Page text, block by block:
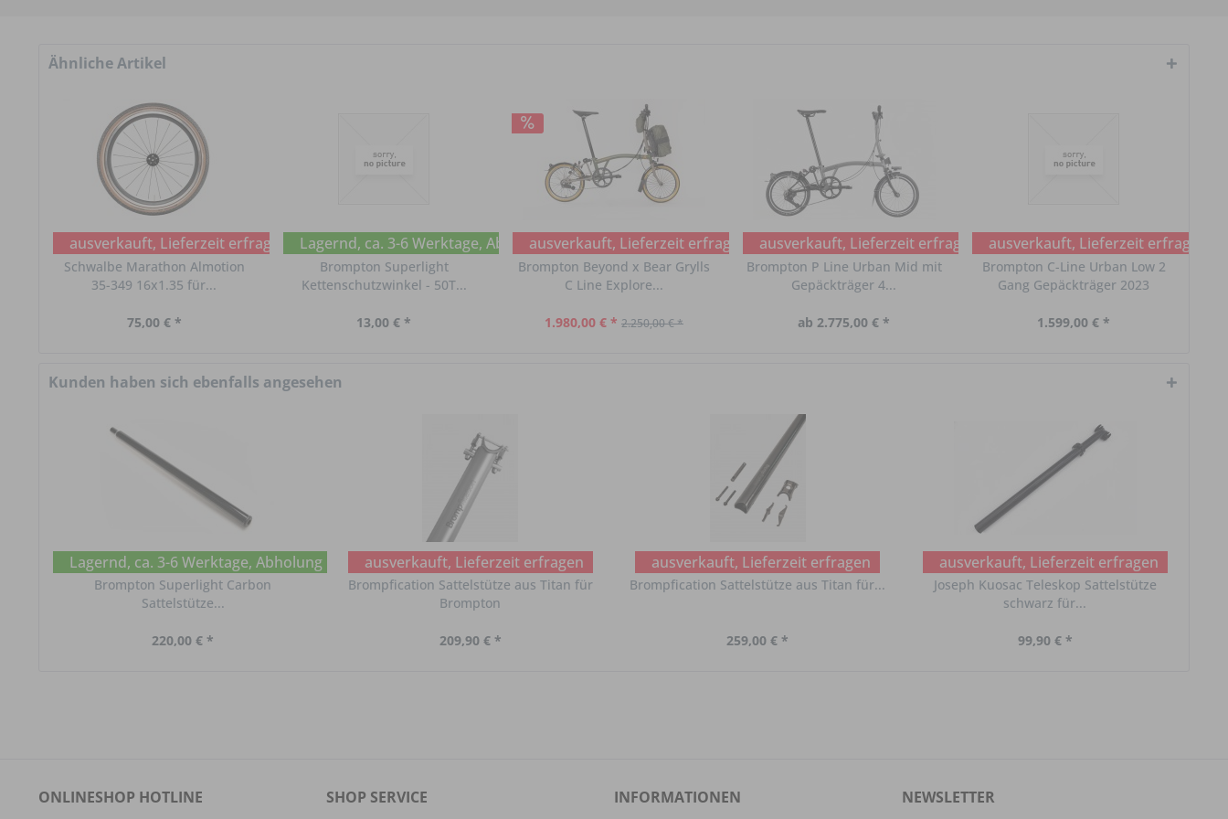
Ähnliche Artikel
ausverkauft, Lieferzeit erfragen
Schwalbe Marathon Almotion
35-349 16x1.35 für...
75,00 € *
Lagernd, ca. 3-6 Werktage, Abholung im Chat erfragen
Brompton Superlight
Kettenschutzwinkel - 50T...
13,00 € *
ausverkauft, Lieferzeit erfragen
Brompton Beyond x Bear Grylls
C Line Explore...
1.980,00 € * 2.250,00 € *
ausverkauft, Lieferzeit erfragen
Brompton P Line Urban Mid mit
Gepäckträger 4...
ab 2.775,00 € *
ausverkauft, Lieferzeit erfragen
Brompton C-Line Urban Low 2
Gang Gepäckträger 2023
1.599,00 € *
Kunden haben sich ebenfalls angesehen
Lagernd, ca. 3-6 Werktage, Abholung im Chat erfragen
Brompton Superlight Carbon
Sattelstütze...
220,00 € *
ausverkauft, Lieferzeit erfragen
Brompfication Sattelstütze aus Titan für
Brompton
209,90 € *
ausverkauft, Lieferzeit erfragen
Brompfication Sattelstütze aus Titan für...
259,00 € *
ausverkauft, Lieferzeit erfragen
Joseph Kuosac Teleskop Sattelstütze
schwarz für...
99,90 € *
ONLINESHOP HOTLINE
SHOP SERVICE INFORMATIONEN
NEWSLETTER